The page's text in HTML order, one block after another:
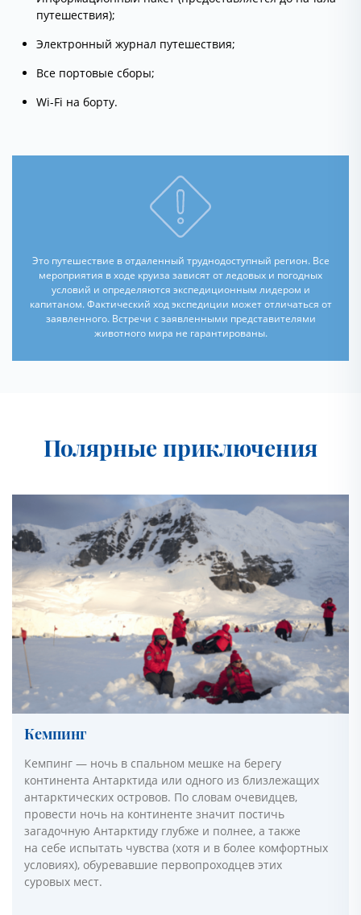
путешествия);
Электронный журнал путешествия;
Все портовые сборы;
Wi-Fi на борту.
Это путешествие в отдаленный труднодоступный регион. Все
мероприятия в ходе круиза зависят от ледовых и погодных
условий и определяются экспедиционным лидером и
капитаном. Фактический ход экспедиции может отличаться от
заявленного. Встречи с заявленными представителями
животного мира не гарантированы.
Полярные приключения
Кемпинг
Кемпинг — ночь в спальном мешке на берегу
континента Антарктида или одного из близлежащих
антарктических островов. По словам очевидцев,
провести ночь на континенте значит постичь
загадочную Антарктиду глубже и полнее, а также
на себе испытать чувства (хотя и в более комфортных
условиях), обуревавшие первопроходцев этих
суровых мест.